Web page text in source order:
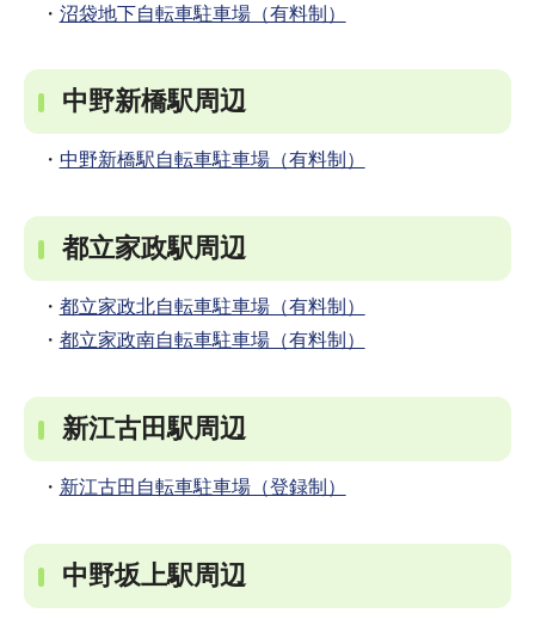
・ 沼袋地下自転車駐車場（有料制）
中野新橋駅周辺
・ 中野新橋駅自転車駐車場（有料制）
都立家政駅周辺
・ 都立家政北自転車駐車場（有料制）
・ 都立家政南自転車駐車場（有料制）
新江古田駅周辺
・ 新江古田自転車駐車場（登録制）
中野坂上駅周辺